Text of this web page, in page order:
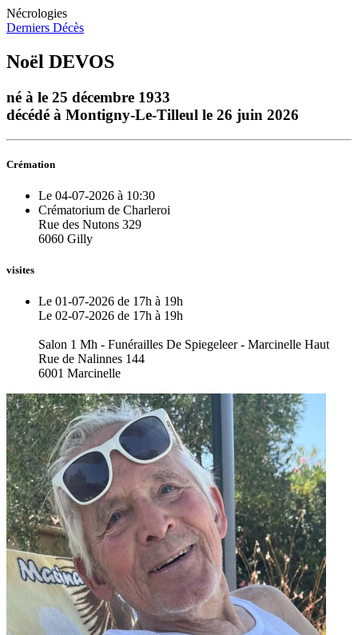
Nécrologies
Derniers Décès
Noël DEVOS
né à le 25 décembre 1933
décédé à Montigny-Le-Tilleul le 26 juin 2026
Crémation
Le 04-07-2026 à 10:30
Crématorium de Charleroi
Rue des Nutons 329
6060 Gilly
visites
Le 01-07-2026 de 17h à 19h
Le 02-07-2026 de 17h à 19h
Salon 1 Mh - Funérailles De Spiegeleer - Marcinelle Haut
Rue de Nalinnes 144
6001 Marcinelle